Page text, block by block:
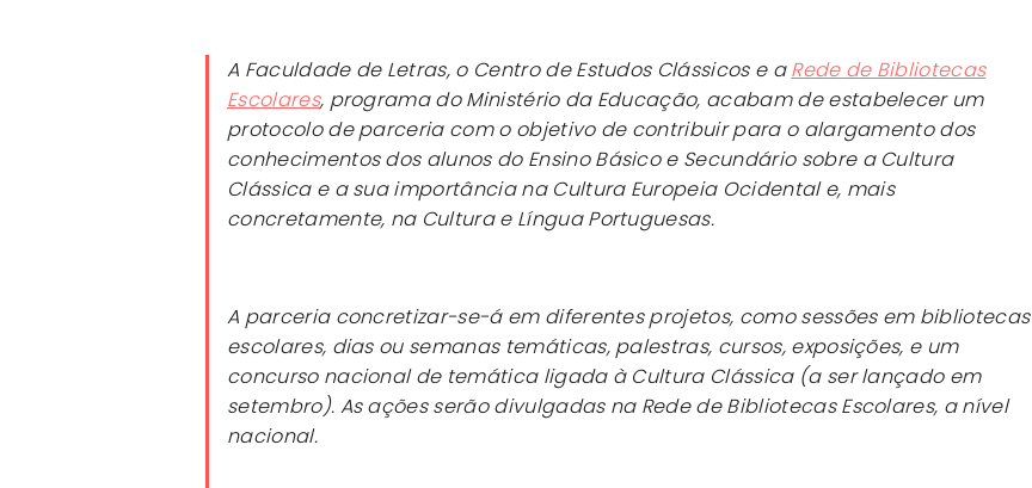
A Faculdade de Letras, o Centro de Estudos Clássicos e aRede de Bibliotecas
Escolares, programa do Ministério da Educação, acabam de estabelecer um
protocolo de parceria com o objetivo de contribuir para o alargamento dos
conhecimentos dos alunos do Ensino Básico e Secundário sobre a Cultura
Clássica e a sua importância na Cultura Europeia Ocidental e, mais
concretamente, na Cultura e Língua Portuguesas.
A parceria concretizar-se-á em diferentes projetos, como sessões em bibliotecas
escolares, dias ou semanas temáticas, palestras, cursos, exposições, e um
concurso nacional de temática ligada à Cultura Clássica (a ser lançado em
setembro). As ações serão divulgadas na Rede de Bibliotecas Escolares, a nível
nacional.